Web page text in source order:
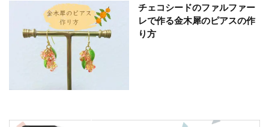
チェコシードのファルファー
レで作る金木犀のピアスの作
り方